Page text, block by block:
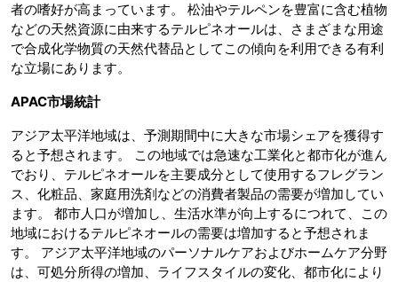
者の嗜好が高まっています。 松油やテルペンを豊富に含む植物
などの天然資源に由来するテルピネオールは、さまざまな用途
で合成化学物質の天然代替品としてこの傾向を利用できる有利
な立場にあります。
APAC市場統計
アジア太平洋地域は、予測期間中に大きな市場シェアを獲得す
ると予想されます。 この地域では急速な工業化と都市化が進ん
でおり、テルピネオールを主要成分として使用するフレグラン
ス、化粧品、家庭用洗剤などの消費者製品の需要が増加してい
ます。 都市人口が増加し、生活水準が向上するにつれて、この
地域におけるテルピネオールの需要は増加すると予想されま
す。 アジア太平洋地域のパーソナルケアおよびホームケア分野
は、可処分所得の増加、ライフスタイルの変化、都市化により